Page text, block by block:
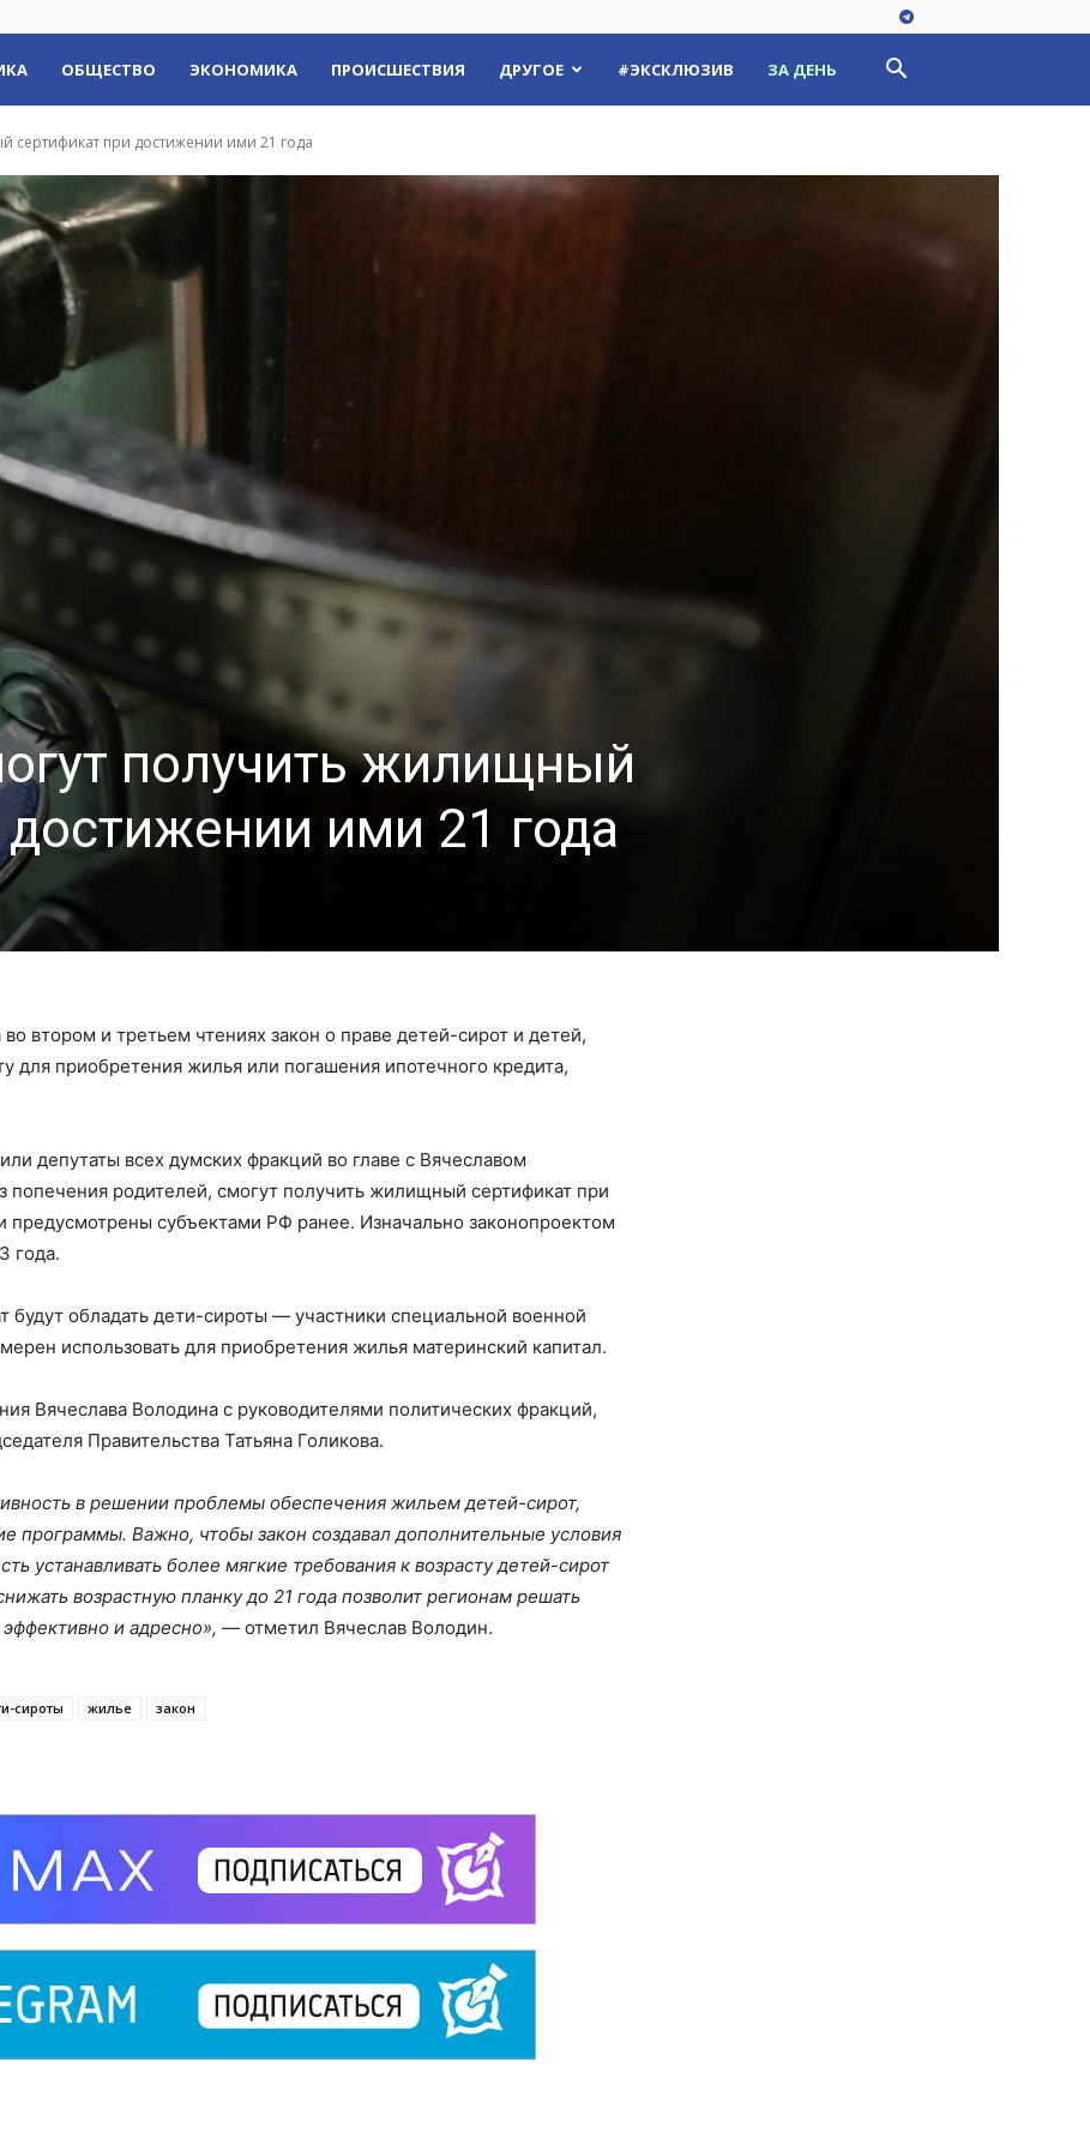
ОБЩЕСТВО ЭКОНОМИКА ПРОИСШЕСТВИЯ ДРУГОЕ #ЭКСКЛЮЗИВ ЗА ДЕНЬ
сертификат при достижении ими 21 года
получить жилищный
ими 21 года
втором и третьем чтениях закон о праве детей-сирот и детей,
для приобретения жилья или погашения ипотечного кредита,
депутаты всех думских фракций во главе с Вячеславом
родителей, смогут получить жилищный сертификат при
субъектами РФ ранее. Изначально законопроектом
года.
обладать дети-сироты — участники специальной военной
использовать для приобретения жилья материнский капитал.
Вячеслава Володина с руководителями политических фракций,
Правительства Татьяна Голикова.
в решении проблемы обеспечения жильем детей-сирот,
программы. Важно, чтобы закон создавал дополнительные условия
устанавливать более мягкие требования к возрасту детей-сирот
возрастную планку до 21 года позволит регионам решать
и адресно», — отметил Вячеслав Володин.
сироты жилье закон